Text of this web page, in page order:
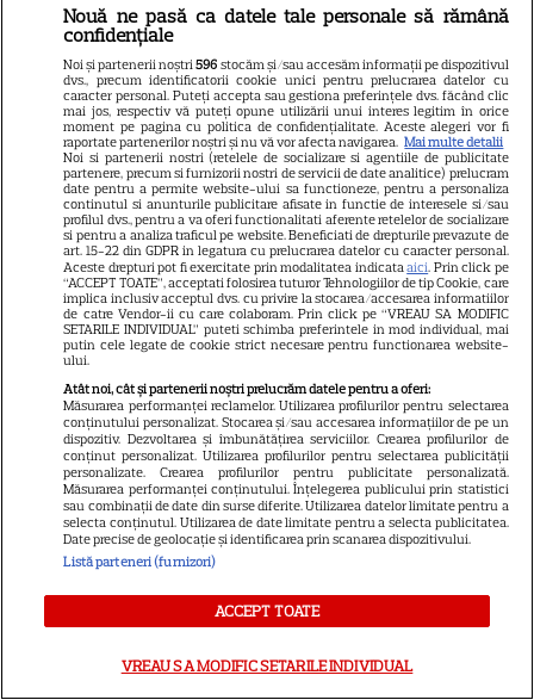
15
VEDETE ROMÂNEŞTI
Alina Pușcău, mesaj
emoționant înainte de
operație, după diagnosticul de
cancer: „Am intrat în
metastază”
7
VEDETE ROMÂNEŞTI
Gina Pistol și Smiley își
construiesc casa visurilor.
„Pasul cel mai important este
deja gata”
Nouă ne pasă ca datele tale personale să rămână
confidențiale
Noi și partenerii noștri596 stocăm și/sau accesăm informații pe dispozitivul
dvs., precum identificatorii cookie unici pentru prelucrarea datelor cu
caracter personal. Puteți accepta sau gestiona preferințele dvs. făcând clic
mai jos, respectiv vă puteți opune utilizării unui interes legitim în orice
moment pe pagina cu politica de confidențialitate. Aceste alegeri vor fi
raportate partenerilor noștri și nu vă vor afecta navigarea. Mai multe detalii
Noi si partenerii nostri (retelele de socializare si agentiile de publicitate
partenere, precum si furnizorii nostri de servicii de date analitice) prelucram
date pentru a permite website-ului sa functioneze, pentru a personaliza
continutul si anunturile publicitare afisate in functie de interesele si/sau
profilul dvs., pentru a va oferi functionalitati aferente retelelor de socializare
si pentru a analiza traficul pe website. Beneficiati de drepturile prevazute de
art. 15-22 din GDPR in legatura cu prelucrarea datelor cu caracter personal.
Aceste drepturi pot fi exercitate prin modalitatea indicataaici. Prin click pe
“ACCEPT TOATE”, acceptati folosirea tuturor Tehnologiilor de tip Cookie, care
implica inclusiv acceptul dvs. cu privire la stocarea/accesarea informatiilor
de catre Vendor-ii cu care colaboram. Prin click pe “VREAU SA MODIFIC
SETARILE INDIVIDUAL” puteti schimba preferintele in mod individual, mai
putin cele legate de cookie strict necesare pentru functionarea website-
ului.
Atât noi, cât și partenerii noștri prelucrăm datele pentru a oferi:
Măsurarea performanței reclamelor. Utilizarea profilurilor pentru selectarea
conținutului personalizat. Stocarea și/sau accesarea informațiilor de pe un
dispozitiv. Dezvoltarea și îmbunătățirea serviciilor. Crearea profilurilor de
conținut personalizat. Utilizarea profilurilor pentru selectarea publicității
personalizate. Crearea profilurilor pentru publicitate personalizată.
Măsurarea performanței conținutului. Înțelegerea publicului prin statistici
sau combinații de date din surse diferite. Utilizarea datelor limitate pentru a
selecta conținutul. Utilizarea de date limitate pentru a selecta publicitatea.
Date precise de geolocație și identificarea prin scanarea dispozitivului.
Listă parteneri (furnizori)
ACCEPT TOATE
VREAU SA MODIFIC SETARILE INDIVIDUAL